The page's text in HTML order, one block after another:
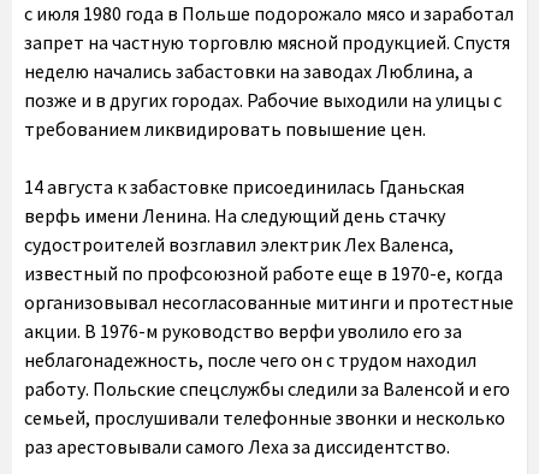
с июля 1980 года в Польше подорожало мясо и заработал
запрет на частную торговлю мясной продукцией. Спустя
неделю начались забастовки на заводах Люблина, а
позже и в других городах. Рабочие выходили на улицы с
требованием ликвидировать повышение цен.
14 августа к забастовке присоединилась Гданьская
верфь имени Ленина. На следующий день стачку
судостроителей возглавил электрик Лех Валенса,
известный по профсоюзной работе еще в 1970-е, когда
организовывал несогласованные митинги и протестные
акции. В 1976-м руководство верфи уволило его за
неблагонадежность, после чего он с трудом находил
работу. Польские спецслужбы следили за Валенсой и его
семьей, прослушивали телефонные звонки и несколько
раз арестовывали самого Леха за диссидентство.